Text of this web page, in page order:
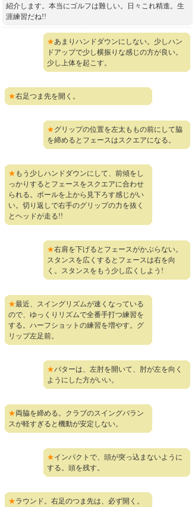
紹介します。本当にゴルフは難しい。日々これ精進。生
涯練習だね!!
★あまりハンドダウンにしない。少しハン
ドアップで少し横振りな感じの方が良い。
少し上体を起こす。
★右足つま先を開く。
★グリップの位置を左太ももの前にして脇
を締めるとフェースはスクエアになる。
★ もう少しハンドダウンにして、前傾をし
っかりするとフェースをスクエアに合わせ
られる。ボールを上から見下ろす感じがい
い。切り返しで右手のグリップの力を抜く
とヘッドが走る!!
★右肩を下げるとフェースがかぶらない。
スタンスを広くするとフェースは右を向
く。スタンスをもう少し広くしよう!
★最近、スイングリズムが速くなっている
ので、ゆっくりリズムで全番手打つ練習を
する。ハーフショットの練習を増やす。グ
リップ左足前。
★パターは、左肘を開いて、肘が左を向く
ようにした方がいい。
★両脇を締める。クラブのスイングバラン
スが軽すぎると機動が安定しない。
★インパクトで、頭が突っ込まないように
する。頭を残す。
★ラウンド。右足のつま先は、必ず開く。